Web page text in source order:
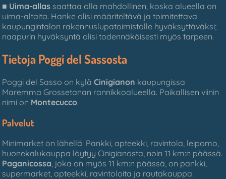
■ Uima-allas saattaa olla mahdollinen, koska alueella on
uima-altaita. Hanke olisi määriteltävä ja toimitettava
kaupungintalon rakennuslupatoimistolle hyväksyttäväksi;
naapurin hyväksyntä olisi todennäköisesti myös tarpeen.
Tietoja Poggi del Sassosta
Poggi del Sasso on kyläCinigianon kaupungissa
Maremma Grossetanan rannikkoalueella. Paikallisen viinin
nimi on Montecucco.
Palvelut
Minimarket on lähellä. Pankki, apteekki, ravintola, leipomo,
huonekalukauppa löytyy Cinigianosta, noin 11 km:n päässä.
Paganicossa , joka on myös 11 km:n päässä, on pankki,
supermarket, apteekki, ravintoloita ja rautakauppa.